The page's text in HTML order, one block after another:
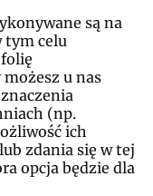
są na
tym celu
u nas
(np.
ich
zdania się w tej
opcja będzie dla